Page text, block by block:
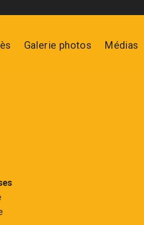
Galerie photos Médias